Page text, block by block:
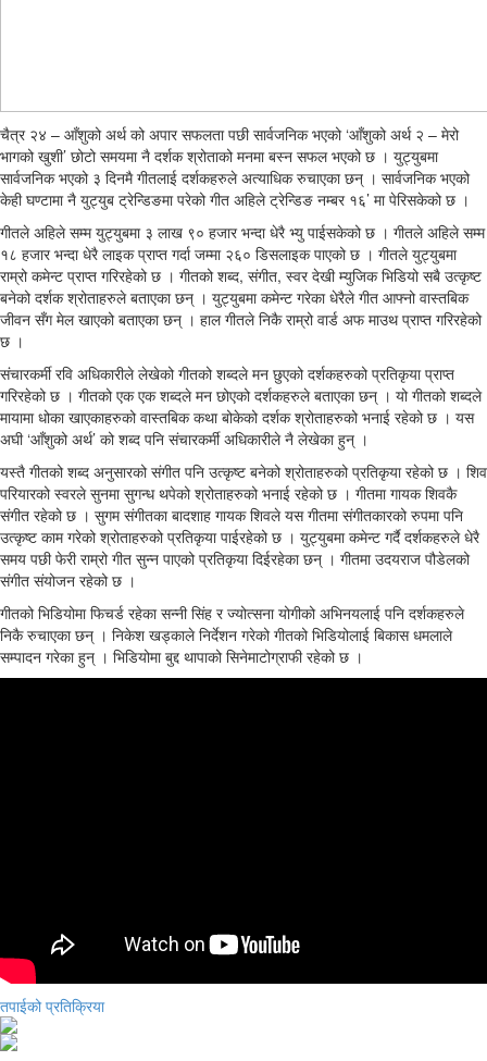
चैत्र २४ – आँशुको अर्थ को अपार सफलता पछी सार्वजनिक भएको ‘आँशुको अर्थ २ – मेरो
भागको खुशी’ छोटो समयमा नै दर्शक श्रोताको मनमा बस्न सफल भएको छ । युट्युबमा
सार्वजनिक भएको ३ दिनमै गीतलाई दर्शकहरुले अत्याधिक रुचाएका छन् । सार्वजनिक भएको
केही घण्टामा नै युट्युब ट्रेन्डिङमा परेको गीत अहिले ट्रेन्डिङ नम्बर १६’ मा पेरिसकेको छ ।
गीतले अहिले सम्म युट्युबमा ३ लाख ९० हजार भन्दा धेरै भ्यु पाईसकेको छ । गीतले अहिले सम्म
१८ हजार भन्दा धेरै लाइक प्राप्त गर्दा जम्मा २६० डिसलाइक पाएको छ । गीतले युट्युबमा
राम्रो कमेन्ट प्राप्त गरिरहेको छ । गीतको शब्द, संगीत, स्वर देखी म्युजिक भिडियो सबै उत्कृष्ट
बनेको दर्शक श्रोताहरुले बताएका छन् । युट्युबमा कमेन्ट गरेका धेरैले गीत आफ्नो वास्तबिक
जीवन सँग मेल खाएको बताएका छन् । हाल गीतले निकै राम्रो वार्ड अफ माउथ प्राप्त गरिरहेको
छ ।
संचारकर्मी रवि अधिकारीले लेखेको गीतको शब्दले मन छुएको दर्शकहरुको प्रतिकृया प्राप्त
गरिरहेको छ । गीतको एक एक शब्दले मन छोएको दर्शकहरुले बताएका छन् । यो गीतको शब्दले
मायामा धोका खाएकाहरुको वास्तबिक कथा बोकेको दर्शक श्रोताहरुको भनाई रहेको छ । यस
अघी ‘आँशुको अर्थ’ को शब्द पनि संचारकर्मी अधिकारीले नै लेखेका हुन् ।
यस्तै गीतको शब्द अनुसारको संगीत पनि उत्कृष्ट बनेको श्रोताहरुको प्रतिकृया रहेको छ । शिव
परियारको स्वरले सुनमा सुगन्ध थपेको श्रोताहरुको भनाई रहेको छ । गीतमा गायक शिवकै
संगीत रहेको छ । सुगम संगीतका बादशाह गायक शिवले यस गीतमा संगीतकारको रुपमा पनि
उत्कृष्ट काम गरेको श्रोताहरुको प्रतिकृया पाईरहेको छ । युट्युबमा कमेन्ट गर्दै दर्शकहरुले धेरै
समय पछी फेरी राम्रो गीत सुन्न पाएको प्रतिकृया दिईरहेका छन् । गीतमा उदयराज पौडेलको
संगीत संयोजन रहेको छ ।
गीतको भिडियोमा फिचर्ड रहेका सन्नी सिंह र ज्योत्सना योगीको अभिनयलाई पनि दर्शकहरुले
निकै रुचाएका छन् । निकेश खड्काले निर्देशन गरेको गीतको भिडियोलाई बिकास धमलाले
सम्पादन गरेका हुन् । भिडियोमा बुद्द थापाको सिनेमाटोग्राफी रहेको छ ।
तपाईको प्रतिक्रिया